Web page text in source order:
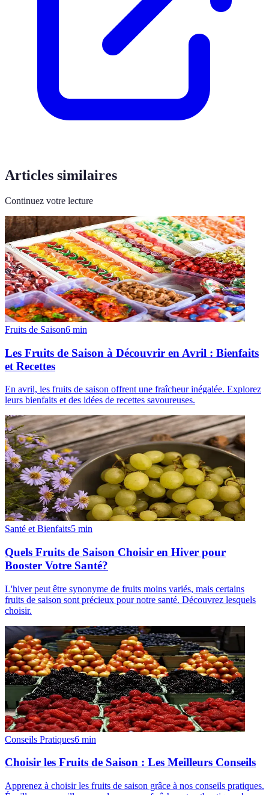
Articles similaires
Continuez votre lecture
Fruits de Saison6 min
Les Fruits de Saison à Découvrir en Avril : Bienfaits
et Recettes
En avril, les fruits de saison offrent une fraîcheur inégalée. Explorez
leurs bienfaits et des idées de recettes savoureuses.
Santé et Bienfaits5 min
Quels Fruits de Saison Choisir en Hiver pour
Booster Votre Santé?
L'hiver peut être synonyme de fruits moins variés, mais certains
fruits de saison sont précieux pour notre santé. Découvrez lesquels
choisir.
Conseils Pratiques6 min
Choisir les Fruits de Saison : Les Meilleurs Conseils
Apprenez à choisir les fruits de saison grâce à nos conseils pratiques.